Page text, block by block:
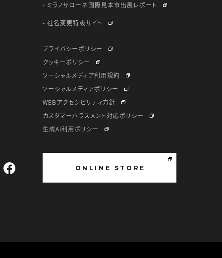
ミラノサローネ国際見本市出展レポート
社名変更特設サイト
ONLINE STORE
プライバシーポリシー
クッキーポリシー
ソーシャルメディア利用規約
ソーシャルメディアポリシー
WEBアクセシビリティ方針
カスタマーハラスメント対応ポリシー
生成AI利用ポリシー